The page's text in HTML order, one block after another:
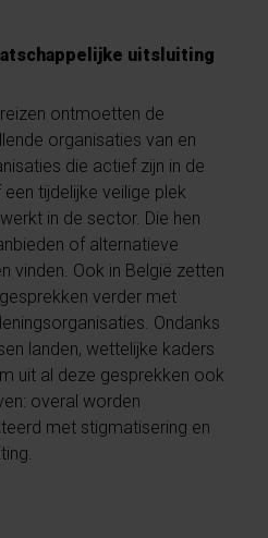
uitsluiting
ontmoetten de
organisaties van en
die actief zijn in de
tijdelijke veilige plek
in de sector. Die hen
of alternatieve
vinden. Ook in België zetten
verder met
Ondanks
landen, wettelijke kaders
uit al deze gesprekken ook
overal worden
met stigmatisering en